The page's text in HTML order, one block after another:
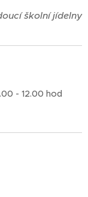
školní jídelny
- 12.00 hod